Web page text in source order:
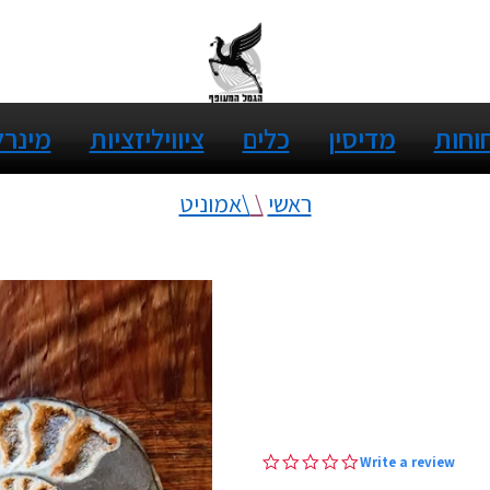
מדיסין כלים ציוויליזציות
ראשי \\אמוניט
0.0Write a review